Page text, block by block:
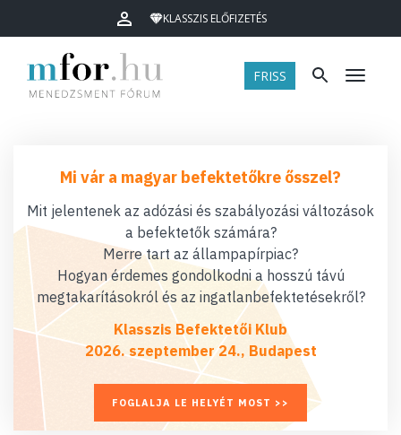
KLASSZIS ELŐFIZETÉS
FRISS Menü
Mi vár a magyar befektetőkre ősszel?
Mit jelentenek az adózási és szabályozási változások
a befektetők számára?
Merre tart az állampapírpiac?
Hogyan érdemes gondolkodni a hosszú távú
megtakarításokról és az ingatlanbefektetésekről?
Klasszis Befektetői Klub
2026. szeptember 24., Budapest
FOGLALJA LE HELYÉT MOST >>